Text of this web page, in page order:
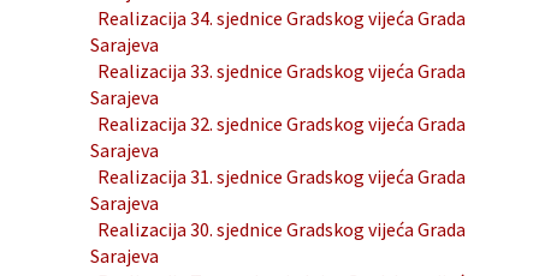
Realizacija 34. sjednice Gradskog vijeća Grada
Sarajeva
Realizacija 33. sjednice Gradskog vijeća Grada
Sarajeva
Realizacija 32. sjednice Gradskog vijeća Grada
Sarajeva
Realizacija 31. sjednice Gradskog vijeća Grada
Sarajeva
Realizacija 30. sjednice Gradskog vijeća Grada
Sarajeva